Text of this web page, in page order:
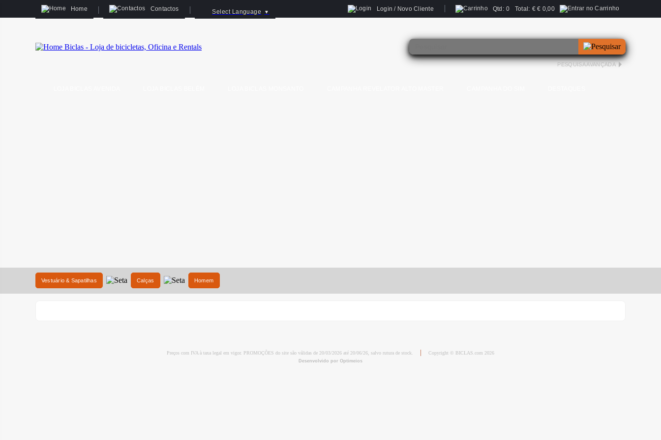
Home Contactos Select Language ▼ Login / Novo Cliente Qtd: 0 Total: €€ 0,00
PESQUISA AVANÇADA
Vestuário & Sapatilhas Calças Homem
Preços com IVA à taxa legal em vigor. PROMOÇÕES do site são válidas de 20/03/2026 até 20/06/26, salvo rutura de stock. Copyright © BICLAS.com 2026
Desenvolvido por Optimeios